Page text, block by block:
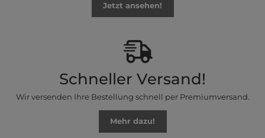
Jetzt ansehen!
Schneller Versand!
Wir versenden Ihre Bestellung schnell per Premiumversand.
Mehr dazu!